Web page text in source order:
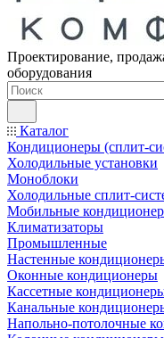
Проектирование,
оборудования
Каталог
Кондиционеры (сплит-
Холодильные установки
Моноблоки
Холодильные сплит-
Мобильные
Климатизаторы
Промышленные
Настенные
Оконные кондиционеры
Кассетные
Канальные
Напольно-потолочные